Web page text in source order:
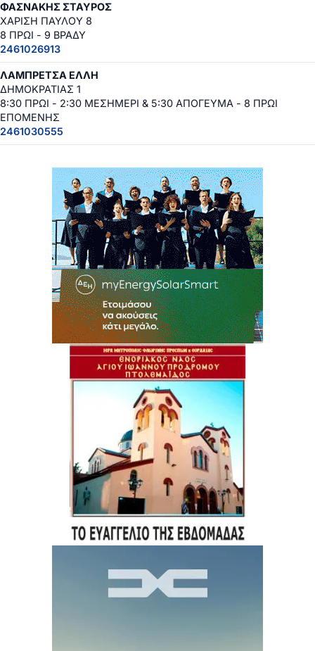
ΦΑΣΝΑΚΗΣ ΣΤΑΥΡΟΣ
ΧΑΡΙΣΗ ΠΑΥΛΟΥ 8
8 ΠΡΩΙ - 9 ΒΡΑΔΥ
2461026913
ΛΑΜΠΡΕΤΣΑ ΕΛΛΗ
ΔΗΜΟΚΡΑΤΙΑΣ 1
8:30 ΠΡΩΙ - 2:30 ΜΕΣΗΜΕΡΙ & 5:30 ΑΠΟΓΕΥΜΑ - 8 ΠΡΩΙ
ΕΠΟΜΕΝΗΣ
2461030555